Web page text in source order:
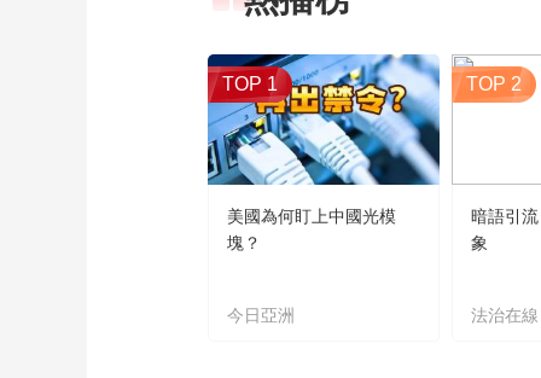
TOP 1
美國為何盯上中國光模
塊？
今日亞洲
TOP 2
暗語引
象
法治在線